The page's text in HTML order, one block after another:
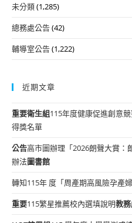
未分類(1,285)
總務處公告(42)
輔導室公告(1,222)
近期文章
重要衛生組115年度健康促進創意
得獎名單
公告高市圖辦理「2026朗聲大賞：
辦法圖書館
轉知115年 度「周產期高風險孕產
重要115繁星推薦校內選填說明教